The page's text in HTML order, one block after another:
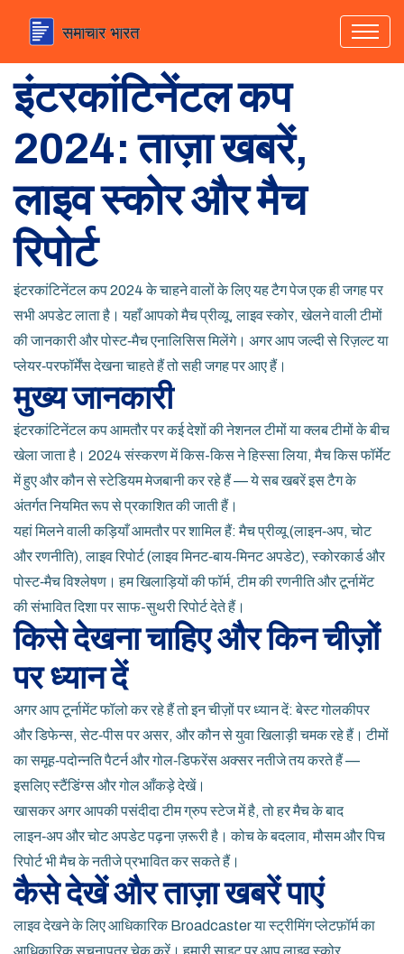
इंटरकांटिनेंटल कप
2024: ताज़ा खबरें,
लाइव स्कोर और मैच
रिपोर्ट
इंटरकांटिनेंटल कप 2024 के चाहने वालों के लिए यह टैग पेज एक ही जगह पर
सभी अपडेट लाता है। यहाँ आपको मैच प्रीव्यू, लाइव स्कोर, खेलने वाली टीमों
की जानकारी और पोस्ट‑मैच एनालिसिस मिलेंगे। अगर आप जल्दी से रिज़ल्ट या
प्लेयर‑परफॉर्मेंस देखना चाहते हैं तो सही जगह पर आए हैं।
मुख्य जानकारी
इंटरकांटिनेंटल कप आमतौर पर कई देशों की नेशनल टीमों या क्लब टीमों के बीच
खेला जाता है। 2024 संस्करण में किस-किस ने हिस्सा लिया, मैच किस फॉर्मेट
में हुए और कौन से स्टेडियम मेजबानी कर रहे हैं — ये सब खबरें इस टैग के
अंतर्गत नियमित रूप से प्रकाशित की जाती हैं।
यहां मिलने वाली कड़ियाँ आमतौर पर शामिल हैं: मैच प्रीव्यू (लाइन‑अप, चोट
और रणनीति), लाइव रिपोर्ट (लाइव मिनट‑बाय‑मिनट अपडेट), स्कोरकार्ड और
पोस्ट‑मैच विश्लेषण। हम खिलाड़ियों की फॉर्म, टीम की रणनीति और टूर्नामेंट
की संभावित दिशा पर साफ-सुथरी रिपोर्ट देते हैं।
किसे देखना चाहिए और किन चीज़ों
पर ध्यान दें
अगर आप टूर्नामेंट फॉलो कर रहे हैं तो इन चीज़ों पर ध्यान दें: बेस्ट गोलकीपर
और डिफेन्स, सेट‑पीस पर असर, और कौन से युवा खिलाड़ी चमक रहे हैं। टीमों
का समूह‑पदोन्नति पैटर्न और गोल‑डिफरेंस अक्सर नतीजे तय करते हैं —
इसलिए स्टैंडिंग्स और गोल आँकड़े देखें।
खासकर अगर आपकी पसंदीदा टीम ग्रुप स्टेज में है, तो हर मैच के बाद
लाइन‑अप और चोट अपडेट पढ़ना ज़रूरी है। कोच के बदलाव, मौसम और पिच
रिपोर्ट भी मैच के नतीजे प्रभावित कर सकते हैं।
कैसे देखें और ताज़ा खबरें पाएं
लाइव देखने के लिए आधिकारिक Broadcaster या स्ट्रीमिंग प्लेटफ़ॉर्म का
आधिकारिक सूचनापत्र चेक करें। हमारी साइट पर आप लाइव स्कोर,